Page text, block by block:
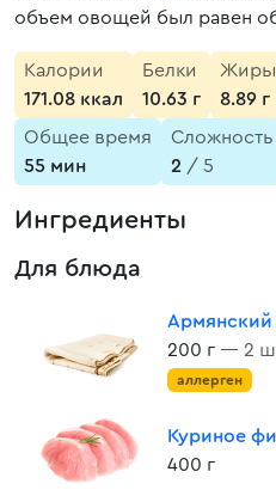
объем овощей был равен
Калории
171.08 ккал
Белки
10.63 г
Жиры
8.89 г
Общее время
55 мин
Сложность
2 / 5
Ингредиенты
Для блюда
200 г — 2
аллерген
Куриное
400 г